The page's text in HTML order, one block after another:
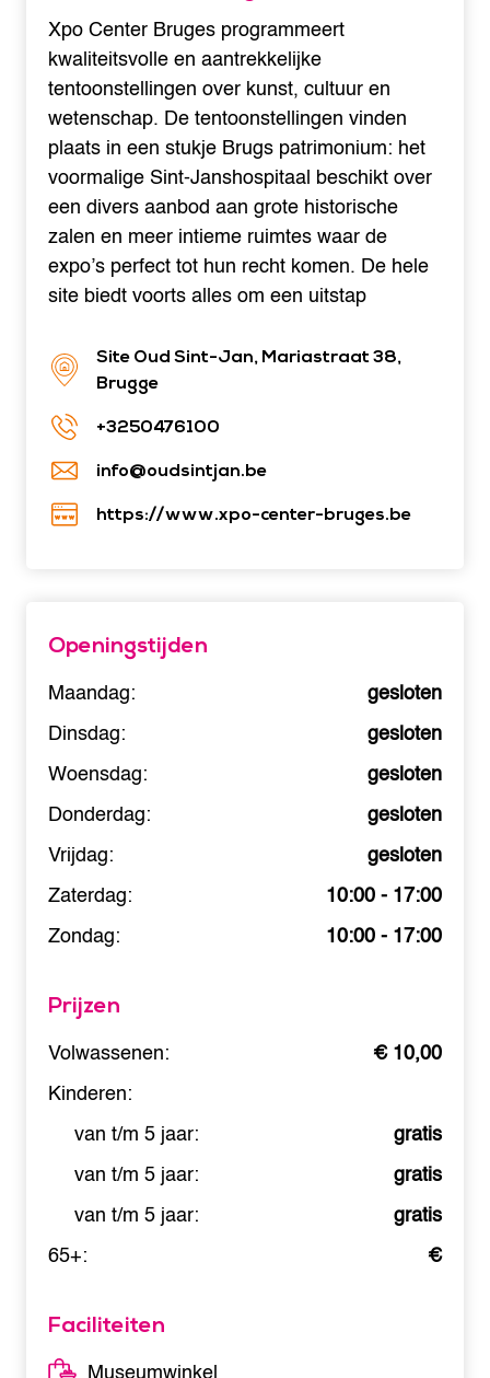
Xpo Center Bruges programmeert
kwaliteitsvolle en aantrekkelijke
tentoonstellingen over kunst, cultuur en
wetenschap. De tentoonstellingen vinden
plaats in een stukje Brugs patrimonium: het
voormalige Sint-Janshospitaal beschikt over
een divers aanbod aan grote historische
zalen en meer intieme ruimtes waar de
expo’s perfect tot hun recht komen. De hele
site biedt voorts alles om een uitstap
Site Oud Sint-Jan, Mariastraat 38,
Brugge
+3250476100
info@oudsintjan.be
https://www.xpo-center-bruges.be
Openingstijden
Maandag:
gesloten
Dinsdag:
gesloten
Woensdag:
gesloten
Donderdag:
gesloten
Vrijdag:
gesloten
Zaterdag:
10:00 - 17:00
Zondag:
10:00 - 17:00
Prijzen
Volwassenen:
€ 10,00
Kinderen:
van t/m 5 jaar:
gratis
van t/m 5 jaar:
gratis
van t/m 5 jaar:
gratis
65+:
€
Faciliteiten